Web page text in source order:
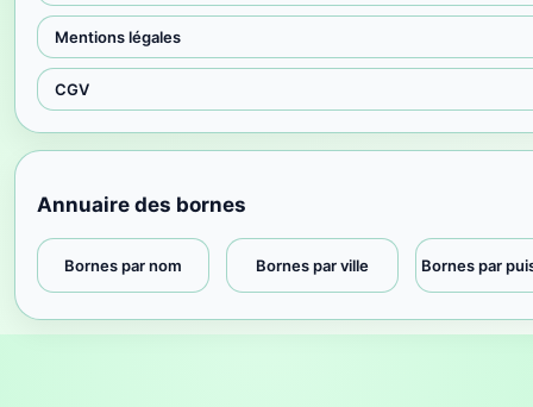
Mentions légales
CGV
Annuaire des bornes
Bornes par nom Bornes par ville Bornes par